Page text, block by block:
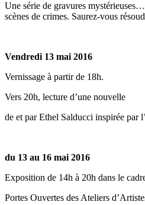
Une série de gravures
scènes de crimes. Saurez-vous
Vendredi 13 mai 2016
Vernissage à partir de 18h.
Vers 20h, lecture d’une nouvelle
de et par Ethel Salducci inspirée par
du 13 au 16 mai 2016
Exposition de 14h à 20h dans le
Portes Ouvertes des Ateliers